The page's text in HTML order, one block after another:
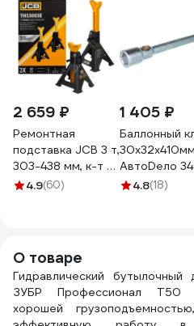
2 659 ₽
Ремонтная
подставка JCB 3 т,
303-438 мм, к-т 2
шт. JCB-
4.9(60)
1 405 ₽
Баллонный
30х32х410мм
АвтоDело
13607
4.8(18)
О товаре
Гидравлический
ЗУБР Профессионал T50
хорошей